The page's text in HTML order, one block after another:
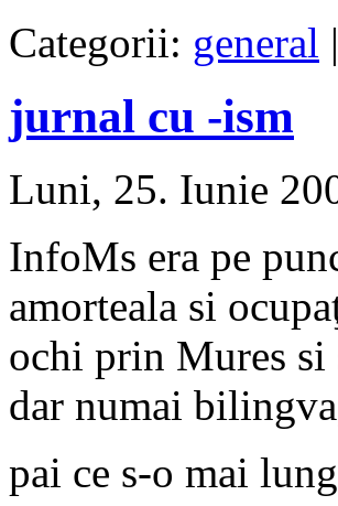
Categorii: general |
jurnal cu -ism
Luni, 25. Iunie
InfoMs era pe
amorteala si
ochi prin Mures si
dar numai
pai ce s-o mai